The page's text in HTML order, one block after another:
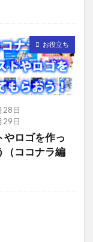
お役立ち
28日
29日
やロゴを作っ
（ココナラ編